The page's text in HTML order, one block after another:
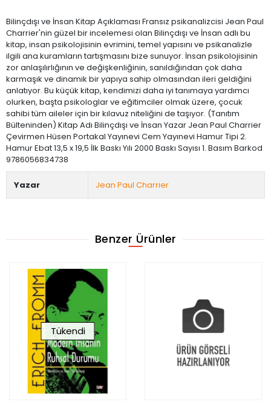
Bilinçdışı ve İnsan Kitap Açıklaması Fransız psikanalizcisi Jean Paul
Charrier'nin güzel bir incelemesi olan Bilinçdışı ve İnsan adlı bu
kitap, insan psikolojisinin evrimini, temel yapısını ve psikanalizle
ilgili ana kuramların tartışmasını bize sunuyor. İnsan psikolojisinin
zor anlaşılırlığının ve değişkenliğinin, sanıldığından çok daha
karmaşık ve dinamik bir yapıya sahip olmasından ileri geldiğini
anlatıyor. Bu küçük kitap, kendimizi daha iyi tanımaya yardımcı
olurken, başta psikologlar ve eğitimciler olmak üzere, çocuk
sahibi tüm aileler için bir kılavuz niteliğini de taşıyor. (Tanıtım
Bülteninden) Kitap Adı Bilinçdışı ve İnsan Yazar Jean Paul Charrier
Çevirmen Hüsen Portakal Yayınevi Cem Yayınevi Hamur Tipi 2.
Hamur Ebat 13,5 x 19,5 İlk Baskı Yılı 2000 Baskı Sayısı 1. Basım Barkod
9786056834738
Yazar Jean Paul Charrier
Benzer Ürünler
Tükendi